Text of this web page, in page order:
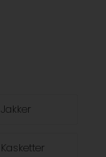
Jakker
Kasketter